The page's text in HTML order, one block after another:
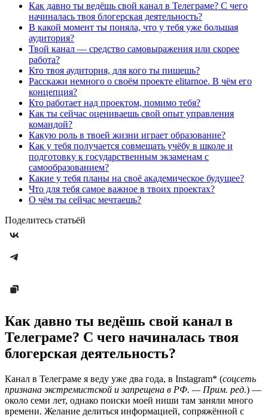
Как давно ты ведёшь свой канал в Телеграме? С чего
начиналась твоя блогерская деятельность?
В какой момент ты поняла, что у тебя уже большая
аудитория?
Твой канал — средство самовыражения или скорее
работа?
Кто твоя аудитория, для кого ты пишешь?
Расскажи немного о своём проекте elitarnoe. В чём его
концепция?
Кто работает над проектом, помимо тебя?
Как ты сейчас оцениваешь свой опыт управления
командой?
Какую роль в твоей жизни играет образование?
Как у тебя получается совмещать учёбу в школе и
подготовку к государственным экзаменам с
самообразованием?
Какие у тебя планы на своё академическое будущее?
Что для тебя самое важное в твоих проектах?
О чём ты сейчас мечтаешь?
Поделитесь статьёй
Как давно ты ведёшь свой канал в
Телеграме? С чего начиналась твоя
блогерская деятельность?
Канал в Телеграме я веду уже два года, в Instagram* (соцсеть
признана экстремистской и запрещена в РФ. — Прим. ред.) —
около семи лет, однако поиски моей ниши там заняли много
времени. Желание делиться информацией, сопряжённой с